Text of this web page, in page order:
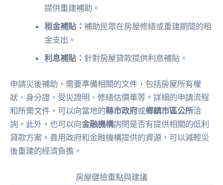
提供重建補助。
租金補貼：補助民眾在房屋修繕或重建期間的租
金支出。
利息補貼： 針對房屋貸款提供利息補貼。
申請災後補助，需要準備相關的文件，包括房屋所有權
狀、身分證、受災證明、修繕估價單等。詳細的申請流程
和所需文件，可以向當地的縣市政府或鄉鎮市區公所洽
詢。此外，也可以向金融機構詢問是否有提供相關的低利
貸款方案。善用政府和金融機構提供的資源，可以減輕災
後重建的經濟負擔。
房屋健檢重點與建議